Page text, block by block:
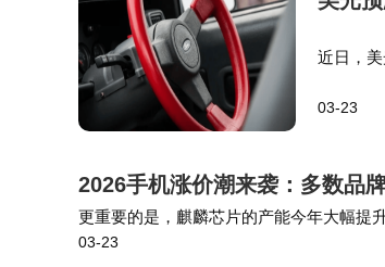
近日，
的内存
03-23
2026手机涨价潮来袭：多数品
更重要的是，麒麟芯片的产能今年大幅提
华为“不涨价”提供了足够的空间。 你现在
03-23